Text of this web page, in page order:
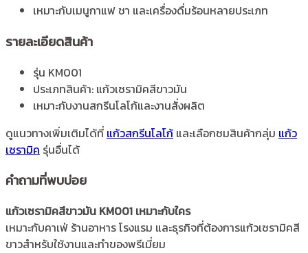
เหมาะกับเมนูกาแฟ ชา และเครื่องดื่มร้อนหลายประเภท
รายละเอียดสินค้า
รุ่น KM001
ประเภทสินค้า: แก้วเซรามิคสีขาวมัน
เหมาะกับงานสกรีนโลโก้และงานสั่งผลิต
ดูแนวทางเพิ่มเติมได้ที่ แก้วสกรีนโลโก้ และเลือกชมสินค้ากลุ่ม แก้ว
เซรามิค รุ่นอื่นได้
คำถามที่พบบ่อย
แก้วเซรามิคสีขาวมัน KM001 เหมาะกับใคร
เหมาะกับคาเฟ่ ร้านอาหาร โรงแรม และธุรกิจที่ต้องการแก้วเซรามิคสี
ขาวสำหรับใช้งานและทำของพรีเมี่ยม